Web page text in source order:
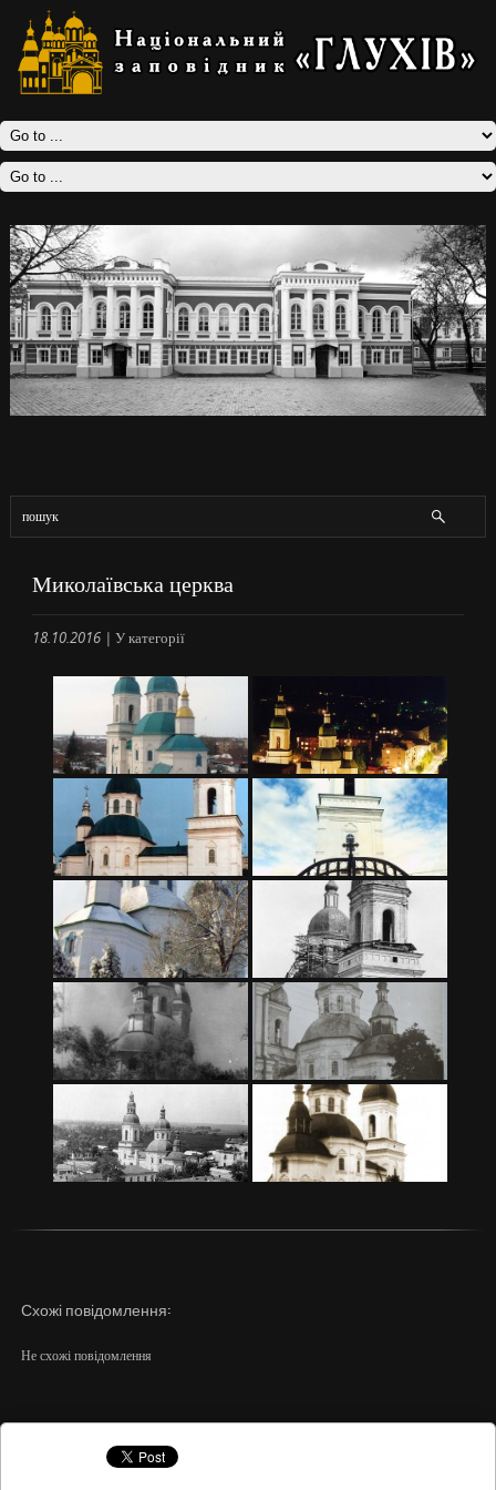
Миколаївська церква
18.10.2016| У категорії
Схожі повідомлення:
Не схожі повідомлення